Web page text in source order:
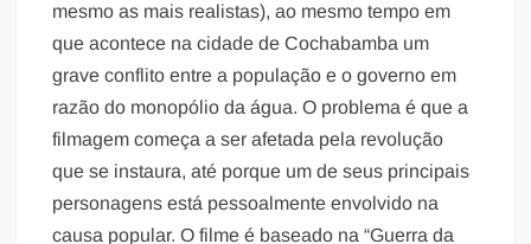
mesmo as mais realistas), ao mesmo tempo em
que acontece na cidade de Cochabamba um
grave conflito entre a população e o governo em
razão do monopólio da água. O problema é que a
filmagem começa a ser afetada pela revolução
que se instaura, até porque um de seus principais
personagens está pessoalmente envolvido na
causa popular. O filme é baseado na “Guerra da